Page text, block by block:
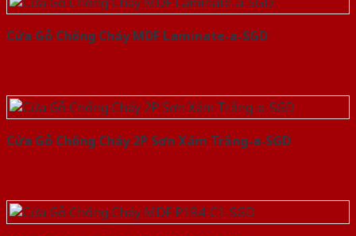
Cửa Gỗ Chống Cháy MDF Laminate-a-SGD
Cửa Gỗ Chống Cháy 2P Sơn Xám Trắng-a-SGD